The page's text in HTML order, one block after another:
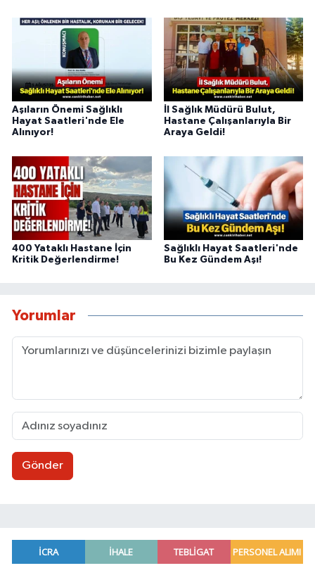
Aşıların Önemi Sağlıklı
Hayat Saatleri'nde Ele
Alınıyor!
İl Sağlık Müdürü Bulut,
Hastane Çalışanlarıyla Bir
Araya Geldi!
400 Yataklı Hastane İçin
Kritik Değerlendirme!
Sağlıklı Hayat Saatleri'nde
Bu Kez Gündem Aşı!
Yorumlar
Gönder